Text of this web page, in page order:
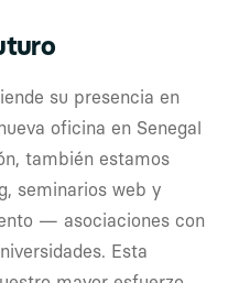
su presencia en
oficina en Senegal
también estamos
seminarios web y
— asociaciones con
Esta